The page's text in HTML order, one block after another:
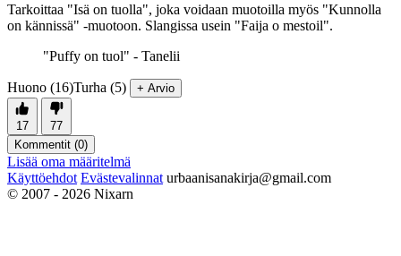
Tarkoittaa "Isä on tuolla", joka voidaan muotoilla myös "Kunnolla
on kännissä" -muotoon. Slangissa usein "Faija o mestoil".
"Puffy on tuol" - Tanelii
Huono (16)Turha (5) + Arvio
17
77
Kommentit (0)
Lisää oma määritelmä
Käyttöehdot Evästevalinnat urbaanisanakirja@gmail.com
© 2007 - 2026 Nixarn